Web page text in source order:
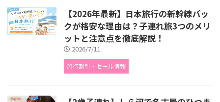
【2026年最新】日本旅行の新幹線パッ
クが格安な理由は？子連れ旅3つのメリ
ットと注意点を徹底解説！
2026/7/11
旅行割引・セール情報